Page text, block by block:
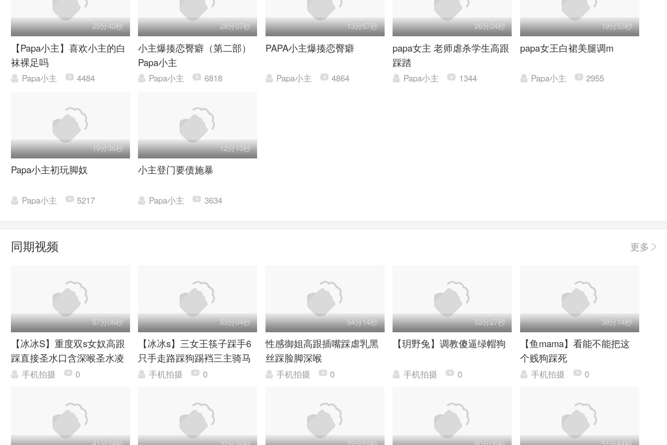
25分40秒
【Papa小主】喜欢小主的白
袜裸足吗
Papa小主 4484
28分07秒
小主爆揍恋臀癖（第二部）
Papa小主
Papa小主 6818
13分57秒
PAPA小主爆揍恋臀癖
Papa小主 4864
26分34秒
papa女主 老师虐杀学生高跟
踩踏
Papa小主 1344
19分53秒
papa女王白裙美腿调m
Papa小主 2955
19分36秒
Papa小主初玩脚奴
Papa小主 5217
12分13秒
小主登门要债施暴
Papa小主 3634
同期视频 更多
57分06秒
【冰冰S】重度双s女奴高跟
踩直接圣水口含深喉圣水凌
虐暴力残虐
手机拍摄 0
53分04秒
【冰冰s】三女王筷子踩手6
只手走路踩狗踢裆三主骑马
比赛游街
手机拍摄 0
54分14秒
性感御姐高跟插嘴踩虐乳黑
丝踩脸脚深喉
手机拍摄 0
53分27秒
【玥野兔】调教傻逼绿帽狗
手机拍摄 0
38分14秒
【鱼mama】看能不能把这
个贱狗踩死
手机拍摄 0